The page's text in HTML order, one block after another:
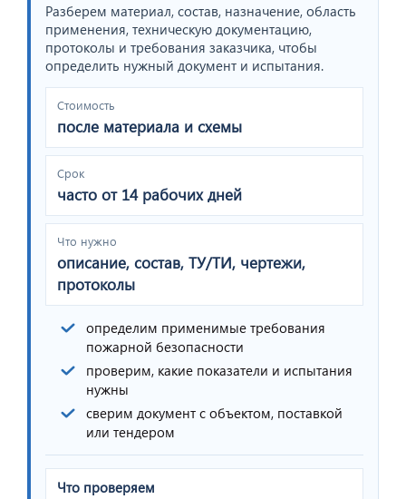
Разберем материал, состав, назначение, область
применения, техническую документацию,
протоколы и требования заказчика, чтобы
определить нужный документ и испытания.
Стоимость
после материала и схемы
Срок
часто от 14 рабочих дней
Что нужно
описание, состав, ТУ/ТИ, чертежи,
протоколы
определим применимые требования
пожарной безопасности
проверим, какие показатели и испытания
нужны
сверим документ с объектом, поставкой
или тендером
Что проверяем